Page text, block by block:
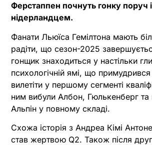
Ферстаппен почнуть гонку поруч
нідерландцем.
Фанати Льюїса Гемілтона мають
радіти, що сезон-2025
гонщик знаходиться у настільки
психологічній ямі, що примудрився
вилетіти у першому сегменті
ним вибули Албон, Гюлькенберг
Альпін у повному складі.
Схожа історія з Андреа Кімі
став жертвою Q2. Також після